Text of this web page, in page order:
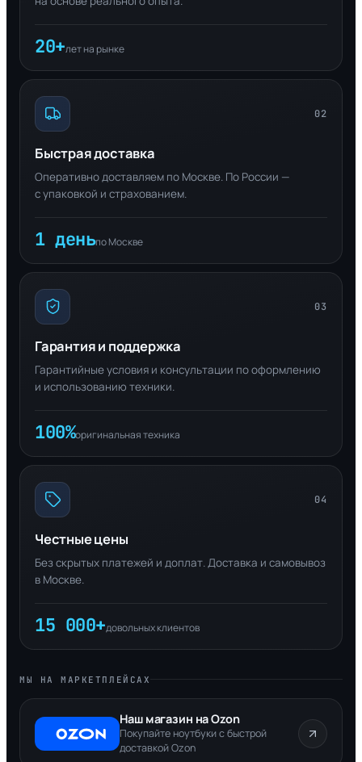
20+лет на рынке
02
Быстрая доставка
Оперативно доставляем по Москве. По России —
с упаковкой и страхованием.
1 деньпо Москве
03
Гарантия и поддержка
Гарантийные условия и консультации по оформлению
и использованию техники.
100%оригинальная техника
04
Честные цены
Без скрытых платежей и доплат. Доставка и самовывоз
в Москве.
15 000+довольных клиентов
МЫ НА МАРКЕТПЛЕЙСАХ
Наш магазин на Ozon
Покупайте ноутбуки с быстрой
доставкой Ozon